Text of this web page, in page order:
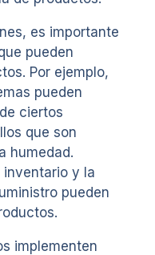
es importante
pueden
Por ejemplo,
pueden
ciertos
que son
humedad.
y la
pueden
implementen